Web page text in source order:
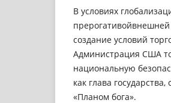
В условиях
создание условий
Администрация США
национальную
как глава
«Планом бога».